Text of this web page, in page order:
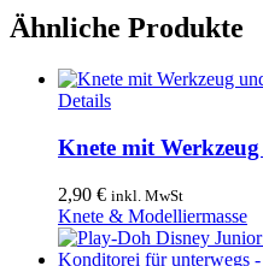
Ähnliche Produkte
Details
Knete mit
2,90 € inkl. MwSt
Knete & Modelliermasse